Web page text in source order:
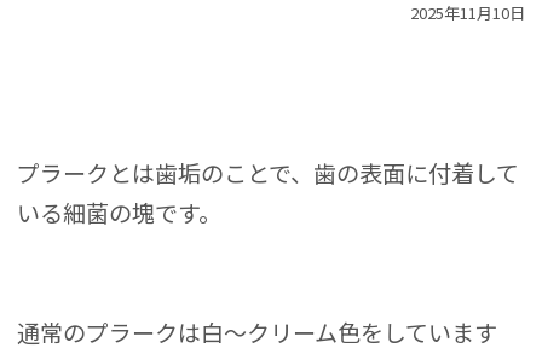
2025年11月10日
プラークとは歯垢のことで、歯の表面に付着して
いる細菌の塊です。
通常のプラークは白〜クリーム色をしています